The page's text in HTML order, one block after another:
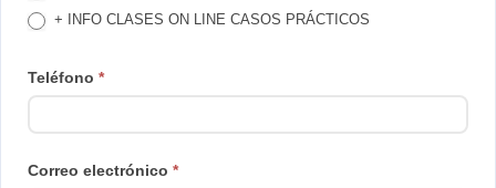
+ INFO CLASES ON LINE CASOS PRÁCTICOS
Teléfono *
Correo electrónico *